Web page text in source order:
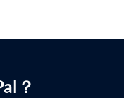
？